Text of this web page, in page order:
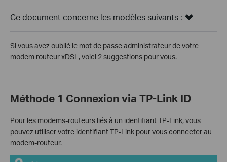
Ce document concerne les modèles suivants :
Si vous avez oublié le mot de passe administrateur de votre
modem routeur xDSL, voici 2 suggestions pour vous.
Méthode 1 Connexion via TP-Link ID
Pour les modems-routeurs liés à un identifiant TP-Link, vous
pouvez utiliser votre identifiant TP-Link pour vous connecter au
modem-routeur.